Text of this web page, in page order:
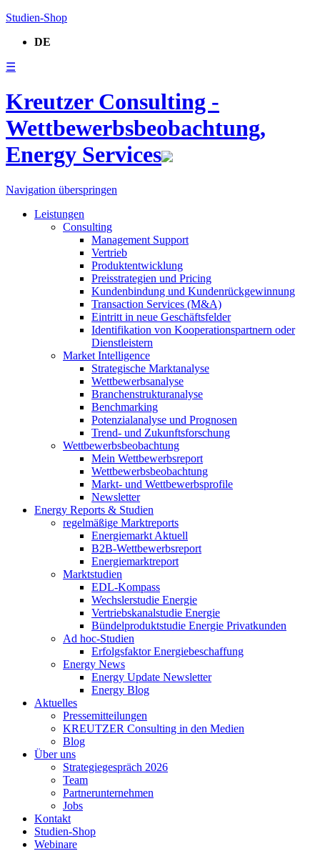
Studien-Shop
DE
☰
Kreutzer Consulting -
Wettbewerbsbeobachtung,
Energy Services
Navigation überspringen
Leistungen
Consulting
Management Support
Vertrieb
Produktentwicklung
Preisstrategien und Pricing
Kundenbindung und Kundenrückgewinnung
Transaction Services (M&A)
Eintritt in neue Geschäftsfelder
Identifikation von Kooperationspartnern oder
Dienstleistern
Market Intelligence
Strategische Marktanalyse
Wettbewerbsanalyse
Branchenstrukturanalyse
Benchmarking
Potenzialanalyse und Prognosen
Trend- und Zukunftsforschung
Wettbewerbs­beobachtung
Mein Wettbewerbsreport
Wettbewerbsbeobachtung
Markt- und Wettbewerbsprofile
Newsletter
Energy Reports & Studien
regelmäßige Marktreports
Energiemarkt Aktuell
B2B-Wettbewerbsreport
Energiemarktreport
Marktstudien
EDL-Kompass
Wechslerstudie Energie
Vertriebskanalstudie Energie
Bündelproduktstudie Energie Privatkunden
Ad hoc-Studien
Erfolgsfaktor Energiebeschaffung
Energy News
Energy Update Newsletter
Energy Blog
Aktuelles
Pressemitteilungen
KREUTZER Consulting in den Medien
Blog
Über uns
Strategiegespräch 2026
Team
Partnerunternehmen
Jobs
Kontakt
Studien-Shop
Webinare